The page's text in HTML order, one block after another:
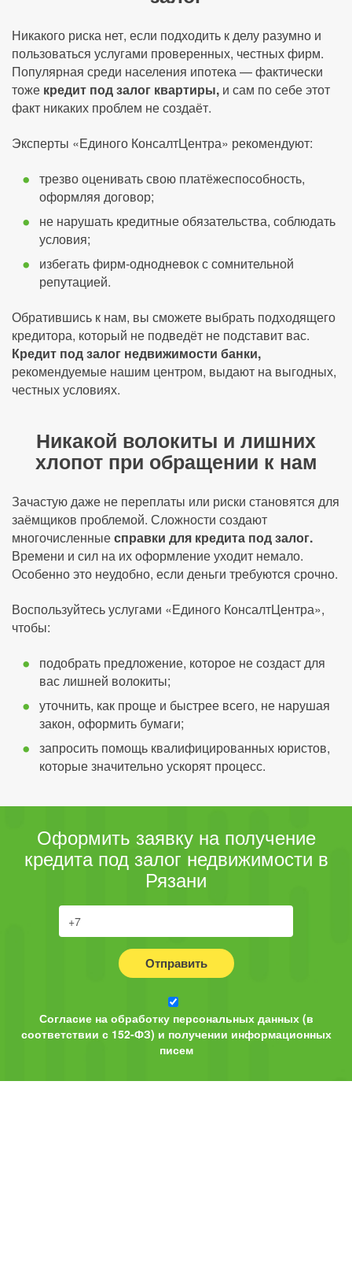
Никакого риска нет, если подходить к делу разумно и
пользоваться услугами проверенных, честных фирм.
Популярная среди населения ипотека — фактически
тоже кредит под залог квартиры, и сам по себе этот
факт никаких проблем не создаёт.
Эксперты «Единого КонсалтЦентра» рекомендуют:
трезво оценивать свою платёжеспособность,
оформляя договор;
не нарушать кредитные обязательства, соблюдать
условия;
избегать фирм-однодневок с сомнительной
репутацией.
Обратившись к нам, вы сможете выбрать подходящего
кредитора, который не подведёт не подставит вас.
Кредит под залог недвижимости банки,
рекомендуемые нашим центром, выдают на выгодных,
честных условиях.
Никакой волокиты и лишних
хлопот при обращении к нам
Зачастую даже не переплаты или риски становятся для
заёмщиков проблемой. Сложности создают
многочисленныесправки для кредита под залог.
Времени и сил на их оформление уходит немало.
Особенно это неудобно, если деньги требуются срочно.
Воспользуйтесь услугами «Единого КонсалтЦентра»,
чтобы:
подобрать предложение, которое не создаст для
вас лишней волокиты;
уточнить, как проще и быстрее всего, не нарушая
закон, оформить бумаги;
запросить помощь квалифицированных юристов,
которые значительно ускорят процесс.
Оформить заявку на получение
кредита под залог недвижимости в
Рязани
Отправить
Согласие на обработку персональных данных (в
соответствии с 152-ФЗ) и получении информационных
писем